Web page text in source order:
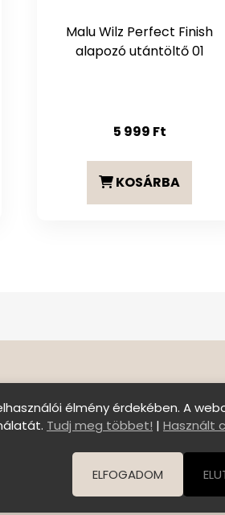
Malu Wilz Perfect Finish
alapozó utántöltő 01
5 999 Ft
KOSÁRBA
C E N T E R o f B E A U T Y | All Rights
élmény érdekében. A
Tudj meg többet! | Használt
ELFOGADOM